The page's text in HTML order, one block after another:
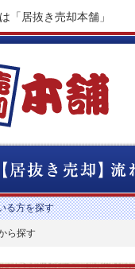
「居抜き売却本舗」
る方を探す
ら探す